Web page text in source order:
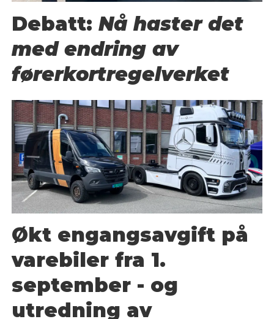
Debatt:Nå haster det
med endring av
førerkortregelverket
Økt engangsavgift på
varebiler fra 1.
september - og
utredning av